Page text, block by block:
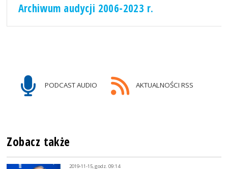
Archiwum audycji 2006-2023 r.
PODCAST AUDIO AKTUALNOŚCI RSS
Zobacz także
2019-11-15, godz. 09:14